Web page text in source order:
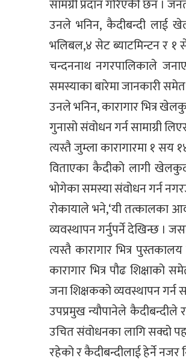
सामग्री प्रदान गरिएकी छन ।
उनले भनिन, कैदीबन्दी लाई
भलिबल,४ सेट ब्याटमिन्टन र १
चन्दननाथ नगरपालिकाले
समस्याका बारेमा जानकारी
उनले भनिन, कारागार भित्र
गुनासो संवोधन गर्न सामाग्री
त्यस्तै जुम्ला कारागारमा १
विताएका कैदीको लागी
भोगेका समस्या संवोधन गर्न
रोकायाले भने,‘यी तत्कालका
व्यवस्थापन गर्नुपर्ने देखिन्छ ।
त्यस्तै कारागार भित्र
कारागार भित्र पौढ
जना शिक्षकको व्यवस्थापन गर्न
उपप्रमुख न्यौपानेले
उचित संवोधनका लागि सक्दो
रहेको र कैदीबन्दीलाई हेर्ने